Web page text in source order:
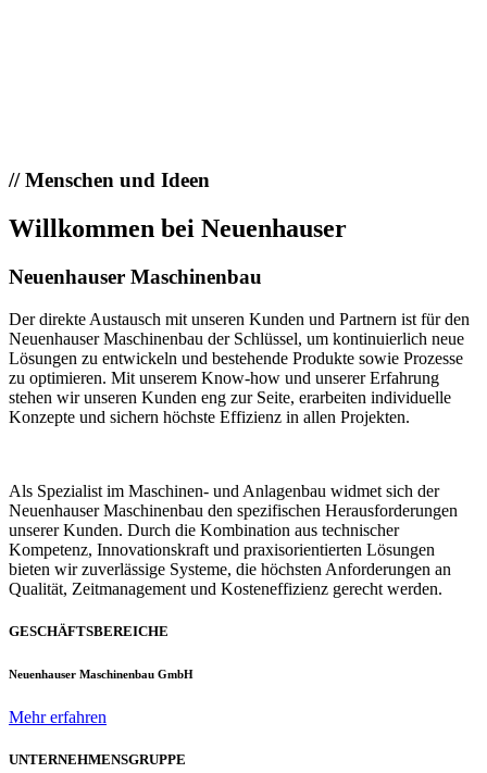
//Menschen und Ideen
Willkommen bei Neuenhauser
Neuenhauser Maschinenbau
Der direkte Austausch mit unseren Kunden und Partnern ist für den
Neuenhauser Maschinenbau der Schlüssel, um kontinuierlich neue
Lösungen zu entwickeln und bestehende Produkte sowie Prozesse
zu optimieren. Mit unserem Know-how und unserer Erfahrung
stehen wir unseren Kunden eng zur Seite, erarbeiten individuelle
Konzepte und sichern höchste Effizienz in allen Projekten.
Als Spezialist im Maschinen- und Anlagenbau widmet sich der
Neuenhauser Maschinenbau den spezifischen Herausforderungen
unserer Kunden. Durch die Kombination aus technischer
Kompetenz, Innovationskraft und praxisorientierten Lösungen
bieten wir zuverlässige Systeme, die höchsten Anforderungen an
Qualität, Zeitmanagement und Kosteneffizienz gerecht werden.
GESCHÄFTSBEREICHE
Neuenhauser Maschinenbau GmbH
Mehr erfahren
UNTERNEHMENSGRUPPE